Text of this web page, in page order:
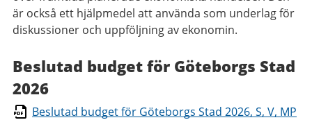
är också ett hjälpmedel att använda som underlag för
diskussioner och uppföljning av ekonomin.
Beslutad budget för Göteborgs Stad
2026
Beslutad budget för Göteborgs Stad 2026, S, V, MP